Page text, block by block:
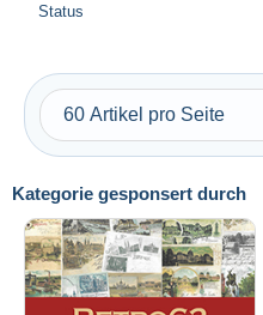
Nur ermäßigt
Kostenloser Versand
Zahlungsmethoden
Banküberweisung
Visa
Mastercard
Bancontact
Kategorie gesponsert durch
Status